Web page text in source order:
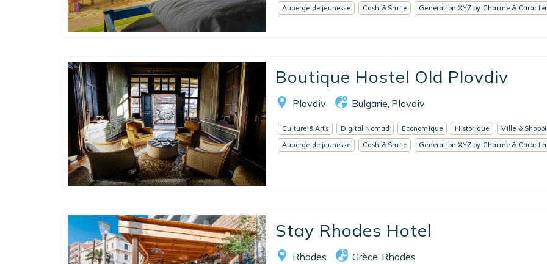
Auberge de jeunesse
Cash & Smile Generation XYZ by Charme &
Boutique Hostel Old Plovdiv
Plovdiv Bulgarie, Plovdiv
Culture & Arts Digital Nomad Economique Historique
Ville &
Auberge de jeunesse
Cash & Smile Generation XYZ by Charme &
Stay Rhodes Hotel
Rhodes Grèce, Rhodes